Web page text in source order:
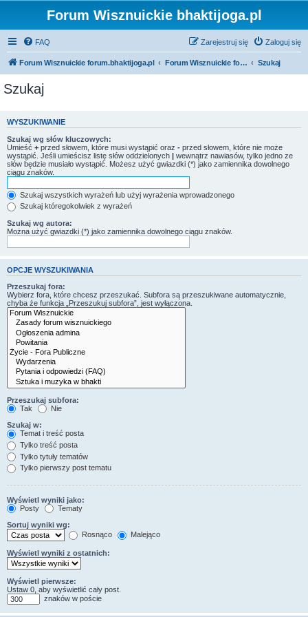
Forum Wisznuickie bhaktijoga.pl
FAQ Zaloguj się
Zarejestruj się
Forum Wisznuickie forum.bhaktijoga.pl Forum Wisznuickie forum.bhaktijoga.pl Szukaj
Szukaj
WYSZUKIWANIE
Szukaj wg słów kluczowych:
Umieść + przed słowem, które musi wystąpić oraz - przed słowem, które nie może
wystąpić. Jeśli umieścisz listę słów oddzielonych | wewnątrz nawiasów, tylko jedno ze
słów będzie musiało wystąpić. Możesz użyć gwiazdki (*) jako zamiennika dowolnego
ciągu znaków.
Szukaj wszystkich wyrażeń lub użyj wyrażenia wprowadzonego
Szukaj któregokolwiek z wyrażeń
Szukaj wg autora:
Można użyć gwiazdki (*) jako zamiennika dowolnego ciągu znaków.
OPCJE WYSZUKIWANIA
Przeszukaj fora:
Wybierz fora, które chcesz przeszukać. Subfora są przeszukiwane automatycznie,
chyba że funkcja „Przeszukuj subfora”, jest wyłączona.
Przeszukaj subfora:
Tak
Nie
Szukaj w:
Temat i treść posta
Tylko treść posta
Tylko tytuły tematów
Tylko pierwszy post tematu
Wyświetl wyniki jako:
Posty
Tematy
Sortuj wyniki wg:
Rosnąco
Malejąco
Wyświetl wyniki z ostatnich:
Wyświetl pierwsze:
Ustaw 0, aby wyświetlić cały post.
znaków w poście